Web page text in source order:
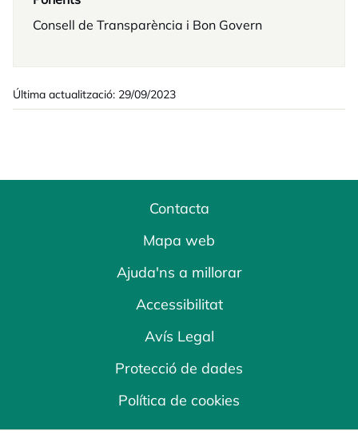
Consell de Transparència i Bon Govern
Última actualització: 29/09/2023
Contacta
Mapa web
Ajuda'ns a millorar
Accessibilitat
Avís Legal
Protecció de dades
Política de cookies